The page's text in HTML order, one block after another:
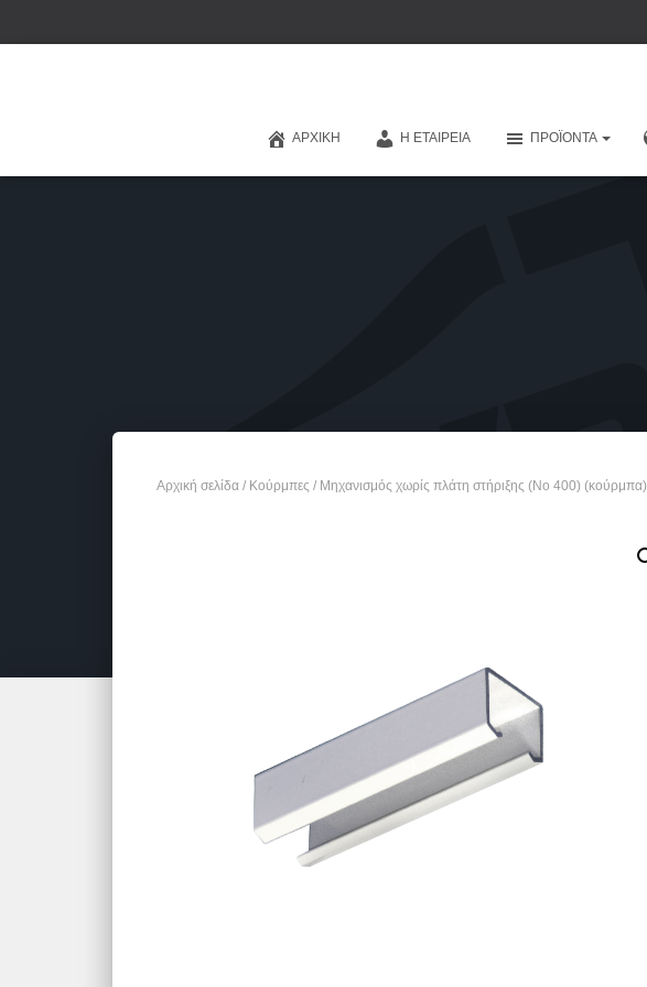
ΑΡΧΙΚΉ Η ΕΤΑΙΡΕΊΑ ΠΡΟΪΌΝΤΑ
Αρχική σελίδα / Κούρμπες / Μηχανισμός χωρίς πλάτη στήριξης (No 400) (κούρμπα)